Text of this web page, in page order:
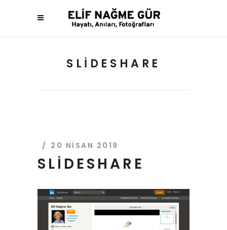
SLIDESHARE
20 NISAN 2019
SLIDESHARE